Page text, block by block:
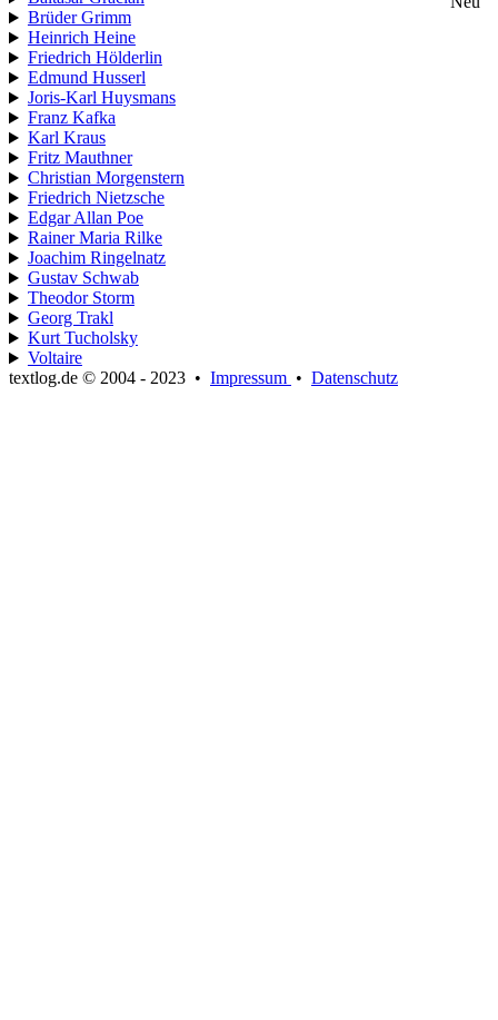
Brüder Grimm
Heinrich Heine
Friedrich Hölderlin
Edmund Husserl
Joris-Karl Huysmans
Franz Kafka
Karl Kraus
Fritz Mauthner
Christian Morgenstern
Friedrich Nietzsche
Edgar Allan Poe
Rainer Maria Rilke
Joachim Ringelnatz
Gustav Schwab
Theodor Storm
Georg Trakl
Kurt Tucholsky
Voltaire
textlog.de © 2004 - 2023 • Impressum • Datenschutz